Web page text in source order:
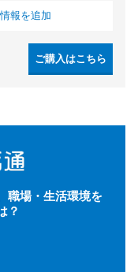
報を追加
ご購入はこちら
職場・生活環境を
？